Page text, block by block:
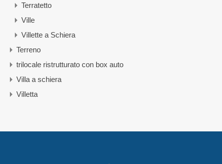
Terratetto
Ville
Villette a Schiera
Terreno
trilocale ristrutturato con box auto
Villa a schiera
Villetta